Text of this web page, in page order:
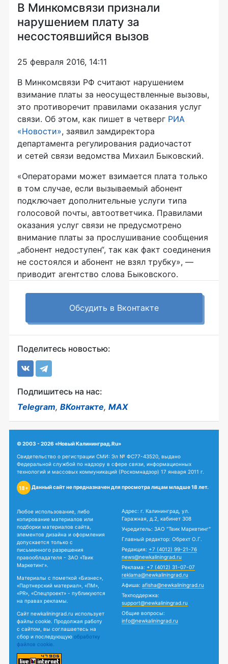
В Минкомсвязи признали
нарушением плату за
несостоявшийся вызов
25 февраля 2016, 14:11
В Минкомсвязи РФ считают нарушением
взимание платы за неосуществленные вызовы,
это противоречит правилами оказания услуг
связи. Об этом, как пишет в четверг РИА
«Новости», заявил замдиректора
департамента регулирования радиочастот
и сетей связи ведомства Михаил Быковский.
«Операторами может взимается плата только
в том случае, если вызываемый абонент
подключает дополнительные услуги типа
голосовой почты, автоответчика. Правилами
оказания услуг связи не предусмотрено
внимание платы за прослушивание сообщения
„абонент недоступен“, так как факт соединения
не состоялся и абонент не взял трубку», —
приводит агентство слова Быковского.
Обсудить в Вконтакте
Поделитесь новостью:
Подпишитесь на нас:
Telegram, ВКонтакте, MAX
© 2003 - 2026 «Новый Калининград.Ru»
Свидетельство о регистрации СМИ: Эл № ФС77-43520, выдано
Федеральной службой по надзору в сфере связи, информационных
технологий и массовых коммуникаций (Роскомнадзор) 17 января 2011 г.
18+ Данный сайт не предназначен для просмотра лицам младше 18 лет.
Любое использование, либо
копирование материалов или
подборки материалов сайта,
элементов дизайна и оформления
допускается только с
письменного разрешения
правообладателя - ЗАО «Твик
Маркетинг».
Материалы с пометкой «Бизнес»,
«Партнерский материал», «ПМ»,
«PR», «Спецпроект» - публикуются
на правах рекламы.
Сайт newkaliningrad.ru использует
файлы cookie. Продолжая работу
с сайтом, вы соглашаетесь на
сбор и последующую обработку
файлов cookie.
Адрес: г. Калининград, ул.
Гаражная, д.2, кабинет 308
Учредитель: ЗАО "Твик Маркетинг"
Главный редактор: Обрехт О.Г.
Редакция: +7 (4012) 99-21-76
news@newkaliningrad.ru
Реклама: +7 (4012) 31-07-07
reklama@newkaliningrad.ru
Афиша: afisha@newkaliningrad.ru
Техподдержка:
support@newkaliningrad.ru
Общие вопросы:
info@newkaliningrad.ru